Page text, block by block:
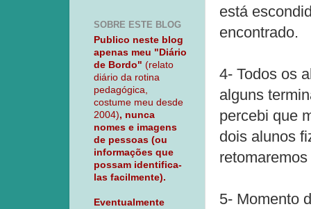
está
encontrado.
4- Todos os
alguns
percebi que
dois alunos
5- Momento
SOBRE ESTE BLOG
Publico neste blog
apenas meu "Diário
de Bordo" (relato
diário da rotina
pedagógica,
costume meu desde
2004), nunca
nomes e imagens
de pessoas (ou
informações que
possam identifica-
las facilmente).
Eventualmente